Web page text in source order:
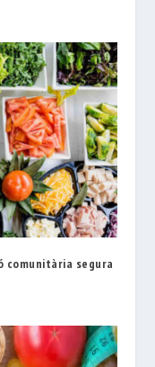
comunitària segura